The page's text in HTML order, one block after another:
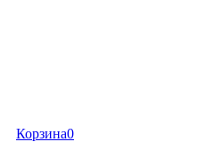
Корзина0